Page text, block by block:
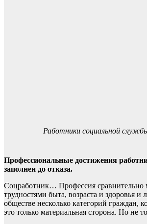
Работники социальной
Профессиональные достижения
заполнен до отказа.
Соцработник… Профессия сравнительно
трудностями быта, возраста и
обществе несколько категорий граждан,
это только материальная сторона. Но не